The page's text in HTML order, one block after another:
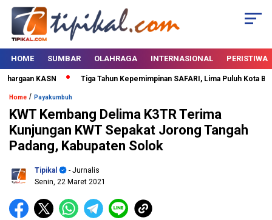
HOME SUMBAR OLAHRAGA INTERNASIONAL PERISTIWA
KASN Tiga Tahun Kepemimpinan SAFARI, Lima Puluh Kota
Home / Payakumbuh
KWT Kembang Delima K3TR Terima
Kunjungan KWT Sepakat Jorong Tangah
Padang, Kabupaten Solok
Tipikal
- Jurnalis
Senin, 22 Maret 2021